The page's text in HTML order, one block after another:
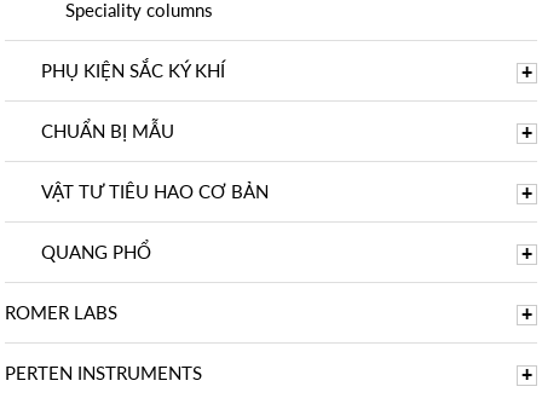
Speciality columns
PHỤ KIỆN SẮC KÝ KHÍ +
CHUẨN BỊ MẪU +
VẬT TƯ TIÊU HAO CƠ BẢN +
QUANG PHỔ +
ROMER LABS +
PERTEN INSTRUMENTS +